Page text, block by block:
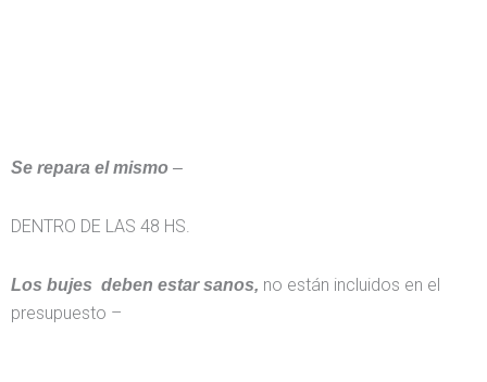
Se repara el mismo –
DENTRO DE LAS 48 HS.
Los bujes deben estar sanos, no están incluidos en el
presupuesto –